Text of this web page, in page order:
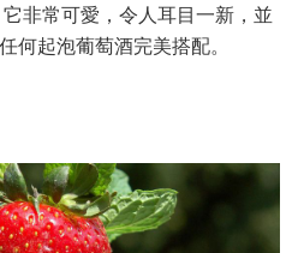
非常可愛，令人耳目一新，並
何起泡葡萄酒完美搭配。